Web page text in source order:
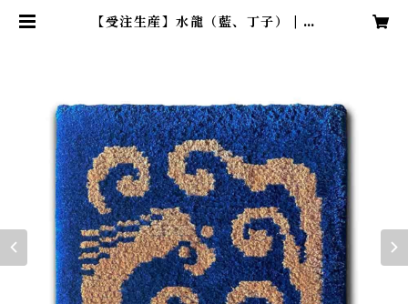
【受注生産】水龍（藍、丁子） | 赤